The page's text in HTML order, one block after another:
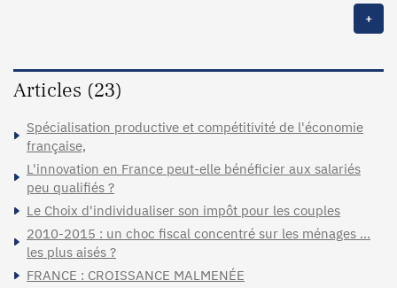
+
Articles (23)
Spécialisation productive et compétitivité de l'économie
française,
L'innovation en France peut-elle bénéficier aux salariés
peu qualifiés ?
Le Choix d'individualiser son impôt pour les couples
2010-2015 : un choc fiscal concentré sur les ménages …
les plus aisés ?
FRANCE : CROISSANCE MALMENÉE